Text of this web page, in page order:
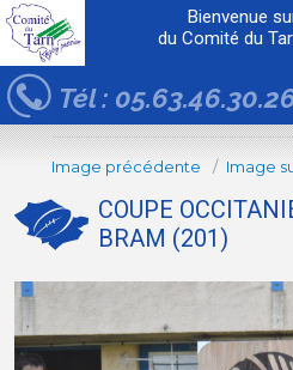
Bienvenue
du Comité du
Tél :
Image précédente Image
COUPE
BRAM (201)